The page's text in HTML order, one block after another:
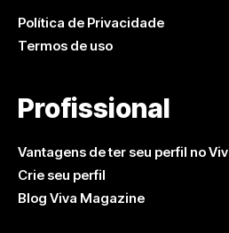
Política de Privacidade
Termos de uso
Profissional
Vantagens de ter seu perfil no
Crie seu perfil
Blog Viva Magazine